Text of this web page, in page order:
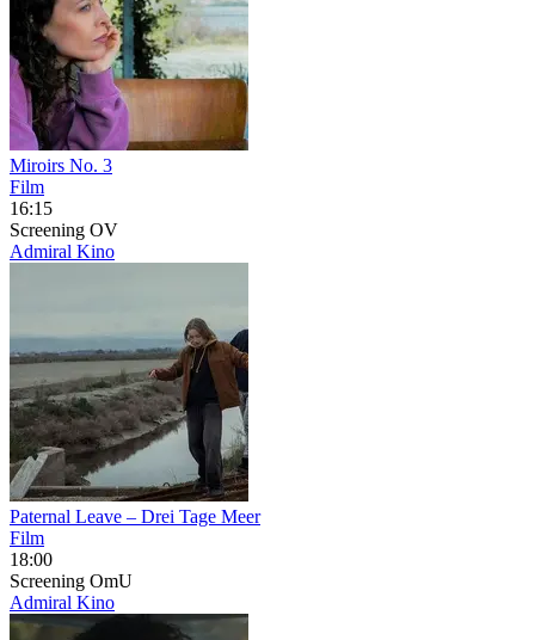
Miroirs No. 3
Film
16:15
Screening OV
Admiral Kino
Paternal Leave – Drei Tage Meer
Film
18:00
Screening OmU
Admiral Kino